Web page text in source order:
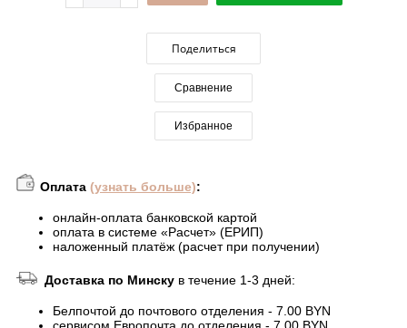
Поделиться
Сравнение
Избранное
Оплата (узнать больше):
онлайн-оплата банковской картой
оплата в системе «Расчет» (ЕРИП)
наложенный платёж (расчет при получении)
Доставка по Минску в течение 1-3 дней:
Белпочтой до почтового отделения - 7.00 BYN
сервисом Европочта до отделения - 7.00 BYN